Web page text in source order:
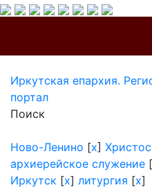
Иркутская епархия.
портал
Поиск
Ново-Ленино [x] Христос
архиерейское служение [
Иркутск [x] литургия [x]